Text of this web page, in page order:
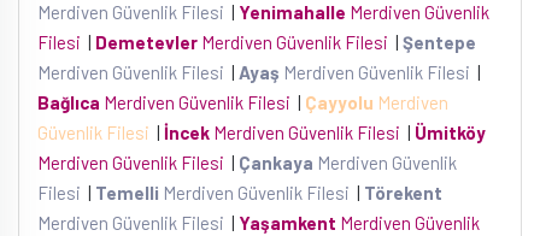
Merdiven Güvenlik Filesi | Yenimahalle Merdiven Güvenlik
Filesi | Demetevler Merdiven Güvenlik Filesi | Şentepe
Merdiven Güvenlik Filesi | Ayaş Merdiven Güvenlik Filesi |
Bağlıca Merdiven Güvenlik Filesi | Çayyolu Merdiven
Güvenlik Filesi | İncek Merdiven Güvenlik Filesi | Ümitköy
Merdiven Güvenlik Filesi | Çankaya Merdiven Güvenlik
Filesi | Temelli Merdiven Güvenlik Filesi | Törekent
Merdiven Güvenlik Filesi | Yaşamkent Merdiven Güvenlik